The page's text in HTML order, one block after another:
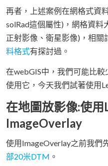
再者，上述案例在網格式資
solRad這個屬性)，網格資料
正射影像、衛星影像)，相關
料格式有探討過。
在webGIS中，我們可能比
使用它，今天我們試著使用
在地圖放影像:使
ImageOverlay
使用ImageOverlay之前我們
部20米DTM 。